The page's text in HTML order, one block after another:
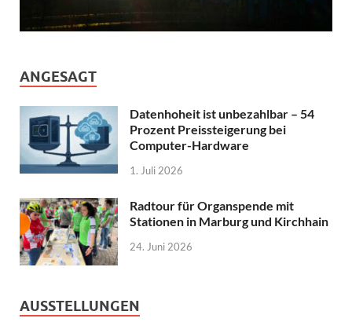
ANGESAGT
Datenhoheit ist unbezahlbar – 54
Prozent Preissteigerung bei
Computer-Hardware
1. Juli 2026
Radtour für Organspende mit
Stationen in Marburg und Kirchhain
24. Juni 2026
AUSSTELLUNGEN